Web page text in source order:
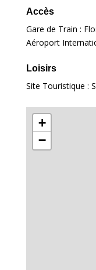
Accès
Gare de Train :
Aéroport
Loisirs
Site Touristique :
+
−